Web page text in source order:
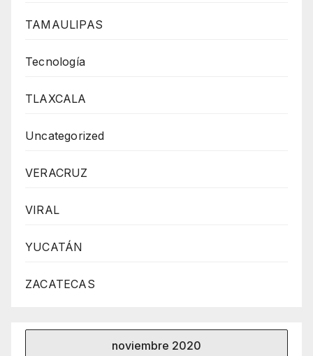
TAMAULIPAS
Tecnología
TLAXCALA
Uncategorized
VERACRUZ
VIRAL
YUCATÁN
ZACATECAS
noviembre 2020